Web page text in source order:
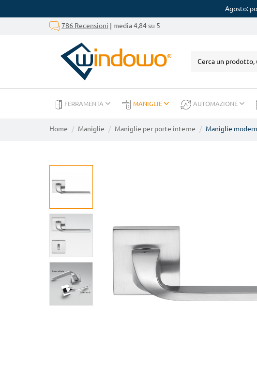
Agosto:
786 Recensioni | media 4,84 su 5
FERRAMENTA MANIGLIE AUTOMAZIONE
Home Maniglie Maniglie per porte interne Maniglie